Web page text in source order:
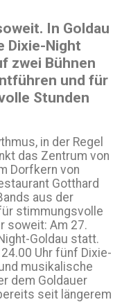
In Goldau
Dixie-Night
zwei Bühnen
und für
Stunden
in der Regel
das Zentrum von
Dorfkern von
Gotthard
aus der
stimmungsvolle
soweit: Am 27.
Goldau statt.
Uhr fünf Dixie-
musikalische
dem Goldauer
seit längerem